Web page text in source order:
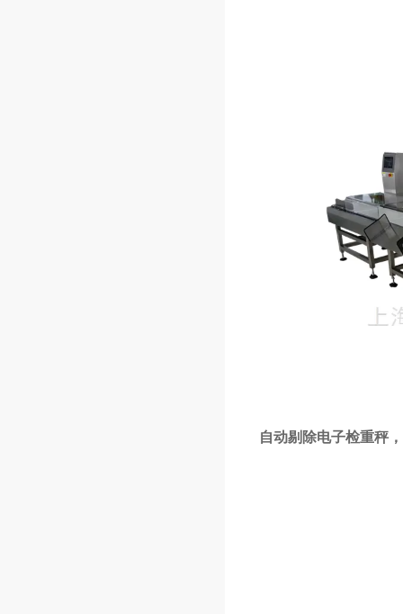
自动剔除电子检重秤